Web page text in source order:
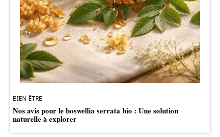
BIEN-ÊTRE
Nos avis pour le boswellia serrata bio : Une solution
naturelle à explorer